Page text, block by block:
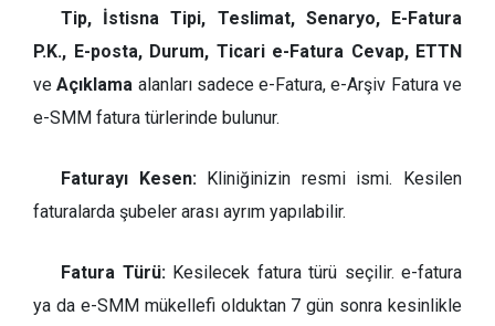
Tip, İstisna Tipi, Teslimat, Senaryo, E-Fatura
P.K., E-posta, Durum, Ticari e-Fatura Cevap, ETTN
veAçıklama alanları sadece e-Fatura, e-Arşiv Fatura ve
e-SMM fatura türlerinde bulunur.
Faturayı Kesen:Kliniğinizin resmi ismi. Kesilen
faturalarda şubeler arası ayrım yapılabilir.
Fatura Türü:Kesilecek fatura türü seçilir. e-fatura
ya da e-SMM mükellefi olduktan 7 gün sonra kesinlikle